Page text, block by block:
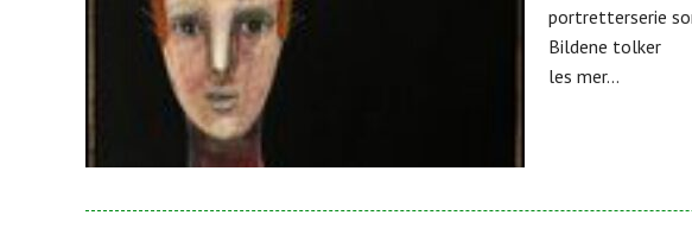
portretterserie
Bildene tolker
les mer...